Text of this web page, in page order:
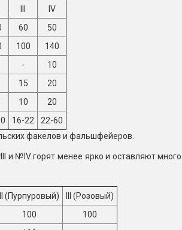
IV
60
50
100
140
-
10
15
20
10
20
16-22
22-60
факелов и фальшфейеров.
№IV горят менее ярко и оставляют
II (Пурпуровый)
III (Розовый)
100
100